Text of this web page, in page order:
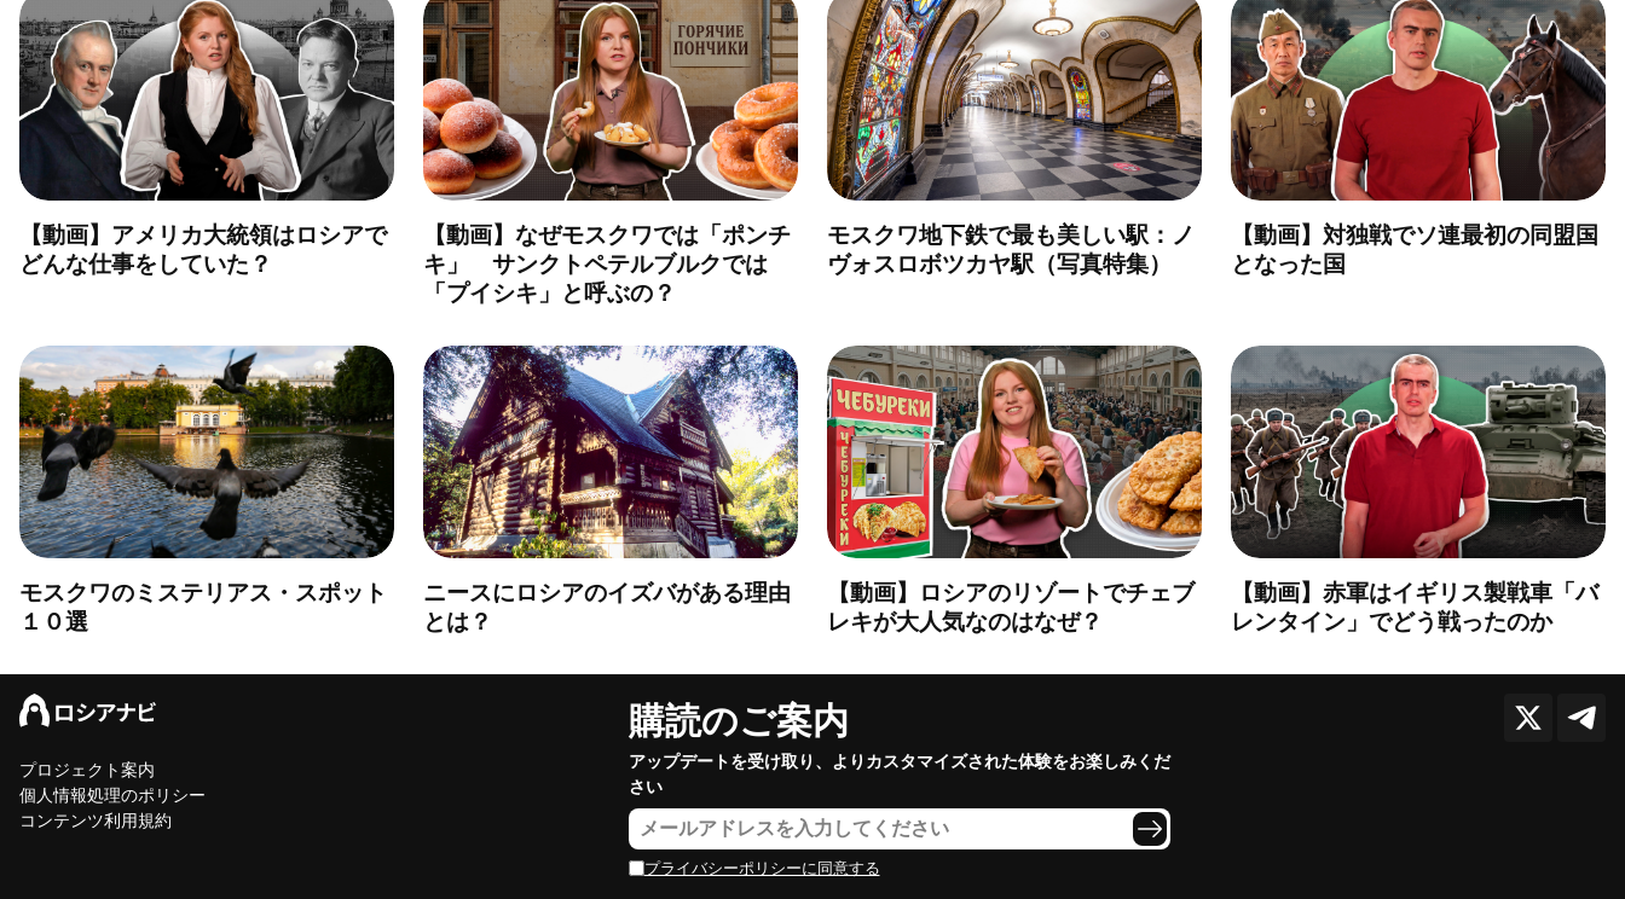
【動画】アメリカ大統領はロシアで
どんな仕事をしていた？
【動画】なぜモスクワでは「ポンチ
キ」 サンクトペテルブルクでは
「プイシキ」と呼ぶの？
モスクワ地下鉄で最も美しい駅：ノ
ヴォスロボツカヤ駅（写真特集）
【動画】対独戦でソ連最初の同盟国
となった国
モスクワのミステリアス・スポット
１０選
ニースにロシアのイズバがある理由
とは？
【動画】ロシアのリゾートでチェブ
レキが大人気なのはなぜ？
【動画】赤軍はイギリス製戦車「バ
レンタイン」でどう戦ったのか
プロジェクト案内
個人情報処理のポリシー
コンテンツ利用規約
購読のご案内
アップデートを受け取り、よりカスタマイズされた体験をお楽しみくだ
さい
プライバシーポリシーに同意する